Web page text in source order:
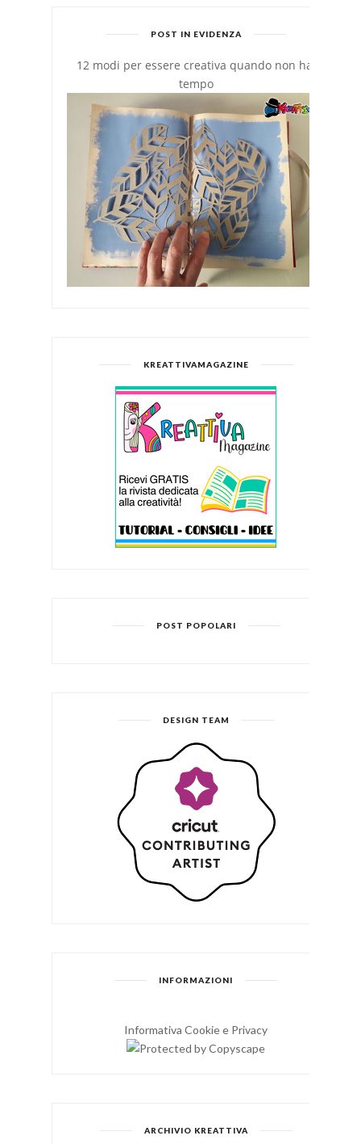
POST IN EVIDENZA
12 modi per essere creativa quando non hai
tempo
KREATTIVAMAGAZINE
POST POPOLARI
DESIGN TEAM
INFORMAZIONI
Informativa Cookie e Privacy
ARCHIVIO KREATTIVA